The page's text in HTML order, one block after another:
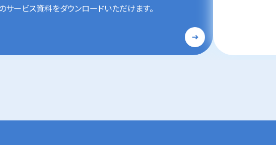
サービス資料をダウンロードいただけます。